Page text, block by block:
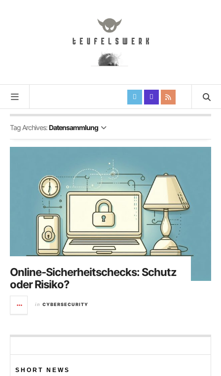
Tag Archives:Datensammlung
Online-Sicherheitschecks: Schutz
oder Risiko?
in CYBERSECURITY
SHORT NEWS